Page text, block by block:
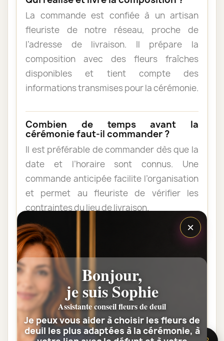
La commande est confiée à un artisan
fleuriste de notre réseau, proche de
l’adresse de livraison. Il prépare la
composition avec des fleurs fraîches
disponibles et tient compte des
informations transmises pour la cérémonie.
Combien de temps avant la
cérémonie faut-il commander ?
Il est préférable de commander dès que la
date et l’horaire sont connus. Une
commande anticipée facilite l’organisation
et permet au fleuriste de vérifier les
contraintes du lieu de livraison.
Les fleurs peuvent-elles être livrées
au domicile de la famille ?
Oui. Une composition de condoléances
peut être livrée au domicile avant ou après
la cérémonie. Vérifiez simplement que
quelqu’un pourra réceptionner les fleurs.
×
Bonjour,
je suis Sophie
Assistante conseil fleurs de deuil
Je peux vous aider à choisir les fleurs de
deuil les plus adaptées à la cérémonie, à